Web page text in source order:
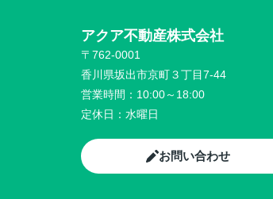
アクア不動産株式会社
〒762-0001
香川県坂出市京町３丁目7-44
営業時間： 10:00～18:00
定休日： 水曜日
お問い合わせ